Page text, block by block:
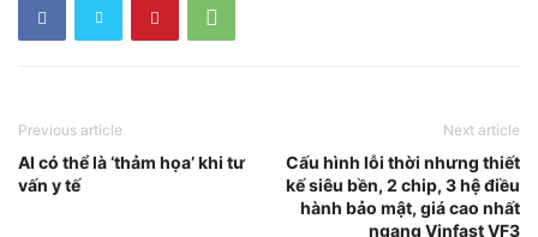
Previous article
AI có thể là ‘thảm họa’ khi tư
vấn y tế
Next article
Cấu hình lỗi thời nhưng thiết
kế siêu bền, 2 chip, 3 hệ điều
hành bảo mật, giá cao nhất
ngang Vinfast VF3